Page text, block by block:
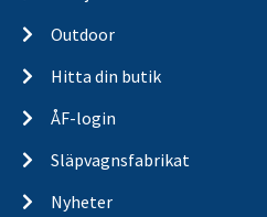
Outdoor
Hitta din butik
ÅF-login
Släpvagnsfabrikat
Nyheter